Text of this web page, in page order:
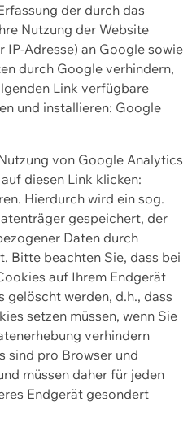
der durch das
Nutzung der Website
IP-Adresse) an Google sowie
durch Google verhindern,
Link verfügbare
und installieren: Google
von Google Analytics
diesen Link klicken:
Hierdurch wird ein sog.
gespeichert, der
Daten durch
Bitte beachten Sie, dass bei
auf Ihrem Endgerät
werden, d.h., dass
setzen müssen, wenn Sie
verhindern
sind pro Browser und
müssen daher für jeden
Endgerät gesondert